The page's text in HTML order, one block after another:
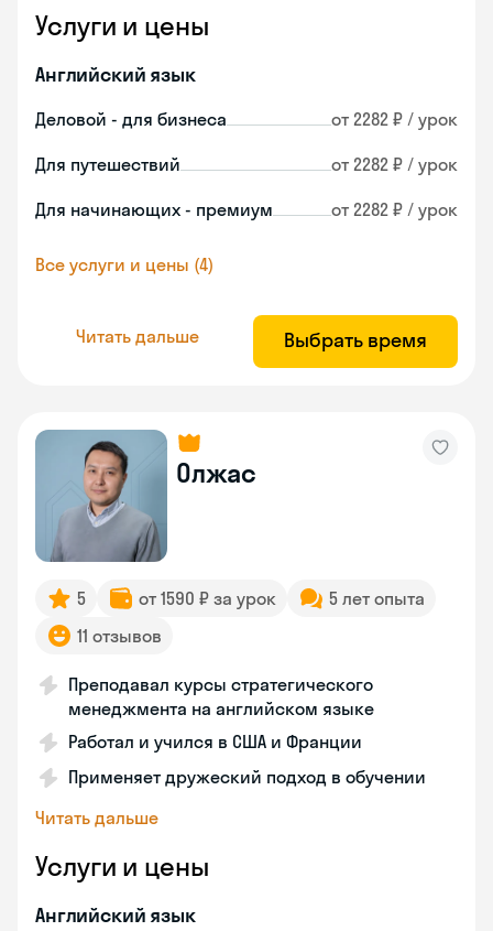
Услуги и цены
Английский язык
Деловой - для бизнеса от 2282 ₽ / урок
Для путешествий от 2282 ₽ / урок
Для начинающих - премиум от 2282 ₽ / урок
Все услуги и цены (4)
Читать дальше Выбрать время
Олжас
5 от 1590 ₽ за урок
5 лет опыта
11 отзывов
Преподавал курсы стратегического
менеджмента на английском языке
Работал и учился в США и Франции
Применяет дружеский подход в обучении
Читать дальше
Услуги и цены
Английский язык